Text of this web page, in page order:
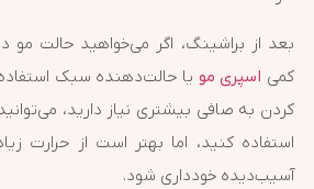
بعد از براشینگ، اگر می‌خواهید حالت مو
کمی اسپری مو یا حالت‌دهنده سبک
کردن به صافی بیشتری نیاز دارید،
استفاده کنید، اما بهتر است از حرارت
آسیب‌دیده خودداری شود.